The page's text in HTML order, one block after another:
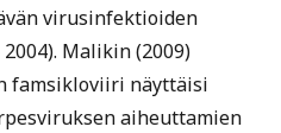
virusinfektioiden
Malikin (2009)
famsikloviiri näyttäisi
aiheuttamien